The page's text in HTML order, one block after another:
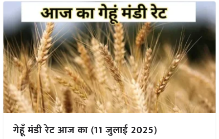
गेहूँ मंडी रेट आज का (11 जुलाई 2025)